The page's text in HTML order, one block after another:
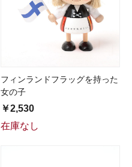
フィンランドフラッグを持った
女の子
￥2,530
在庫なし